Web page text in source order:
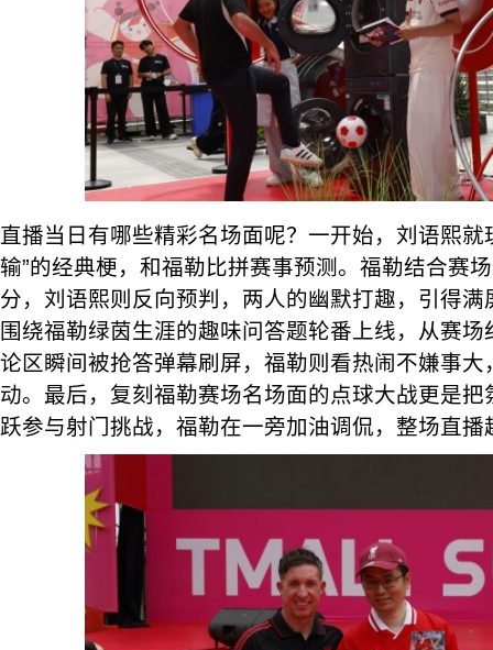
直播当日有哪些精彩名场面呢？一开始，刘语熙就
输”的经典梗，和福勒比拼赛事预测。福勒结合赛
分，刘语熙则反向预判，两人的幽默打趣，引得
围绕福勒绿茵生涯的趣味问答题轮番上线，从赛
论区瞬间被抢答弹幕刷屏，福勒则看热闹不嫌事
动。最后，复刻福勒赛场名场面的点球大战更是
跃参与射门挑战，福勒在一旁加油调侃，整场直